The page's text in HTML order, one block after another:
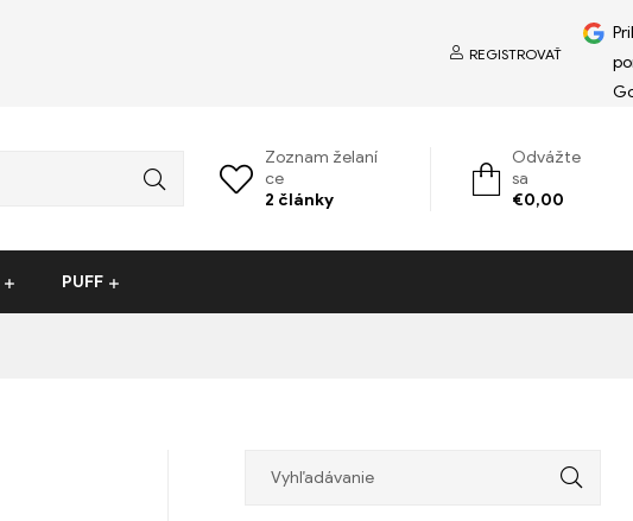
REGISTROVAŤ
Zoznam želaní
ce
2 články
Odvážte
sa
€0,00
PUFF